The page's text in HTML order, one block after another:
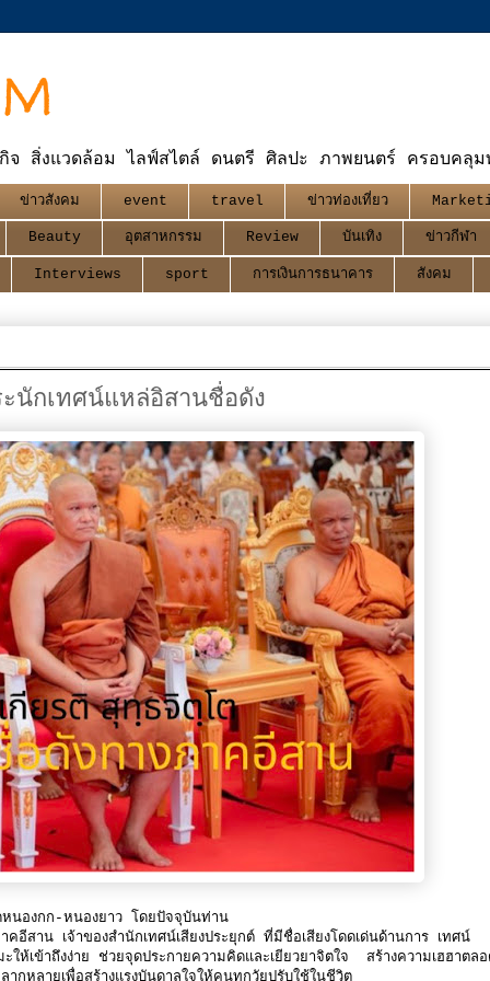
จ สิ่งแวดล้อม ไลฟ์สไตล์ ดนตรี ศิลปะ ภาพยนตร์ ครอบคลุม
ข่าวสังคม event travel ข่าวท่องเที่ยว
Beauty อุตสาหกรรม Review บันเทิง ข่าวกีฬา
Interviews sport การเงินการธนาคาร สังคม
นักเทศน์แหล่อิสานชื่อดัง
นองกก-หนองยาว โดยปัจจุบันท่าน
สาน เจ้าของสำนักเทศน์เสียงประยุกต์ ที่มีชื่อเสียงโดดเด่นด้านการ เทศน์
เข้าถึงง่าย ช่วยจุดประกายความคิดและเยียวยาจิตใจ สร้างความเฮฮาตลอ
หลายเพื่อสร้างแรงบันดาลใจให้คนทุกวัยปรับใช้ในชีวิต